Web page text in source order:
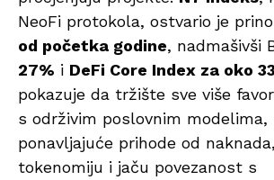
NeoFi protokola, ostvario je
od početka godine, nadmašivši
27% i DeFi Core Index za oko
pokazuje da tržište sve više
s održivim poslovnim
ponavljajuće prihode od
tokenomiju i jaču povezanost s